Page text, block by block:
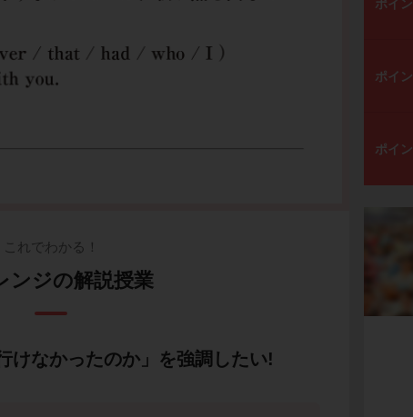
これでわかる！
ンジの解説授業
けなかったのか」を強調したい!
ポイ
ポイ
ポイ